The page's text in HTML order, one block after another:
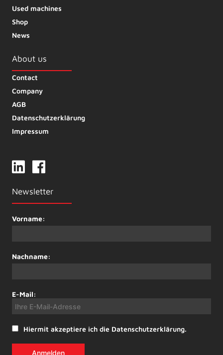
Used machines
Shop
News
About us
Contact
Company
AGB
Datenschutzerklärung
Impressum
Newsletter
Vorname:
Nachname:
E-Mail:
Hiermit akzeptiere ich die Datenschutzerklärung.